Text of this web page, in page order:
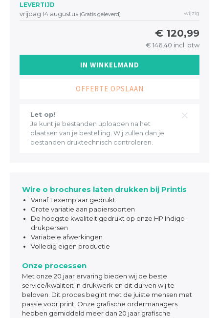
LEVERTIJD
vrijdag 14 augustus (Gratis geleverd) wijzig
€ 120,99
€ 146,40 incl. btw
IN WINKELMAND
OFFERTE OPSLAAN
Let op!
Je kunt je bestanden uploaden na het
plaatsen van je bestelling. Wij zullen dan je
bestanden druktechnisch controleren.
Wire o brochures laten drukken bij Printis
Vanaf 1 exemplaar gedrukt
Grote variatie aan papiersoorten
De hoogste kwaliteit gedrukt op onze HP Indigo
drukpersen
Variabele afwerkingen
Volledig eigen productie
Onze processen
Met onze 20 jaar ervaring bieden wij de beste
service/kwaliteit in drukwerk en dit durven wij te
beloven. Dit proces begint met de juiste mensen met
passie voor print. Onze grafische ordermanagers
hebben gemiddeld meer dan 20 jaar grafische